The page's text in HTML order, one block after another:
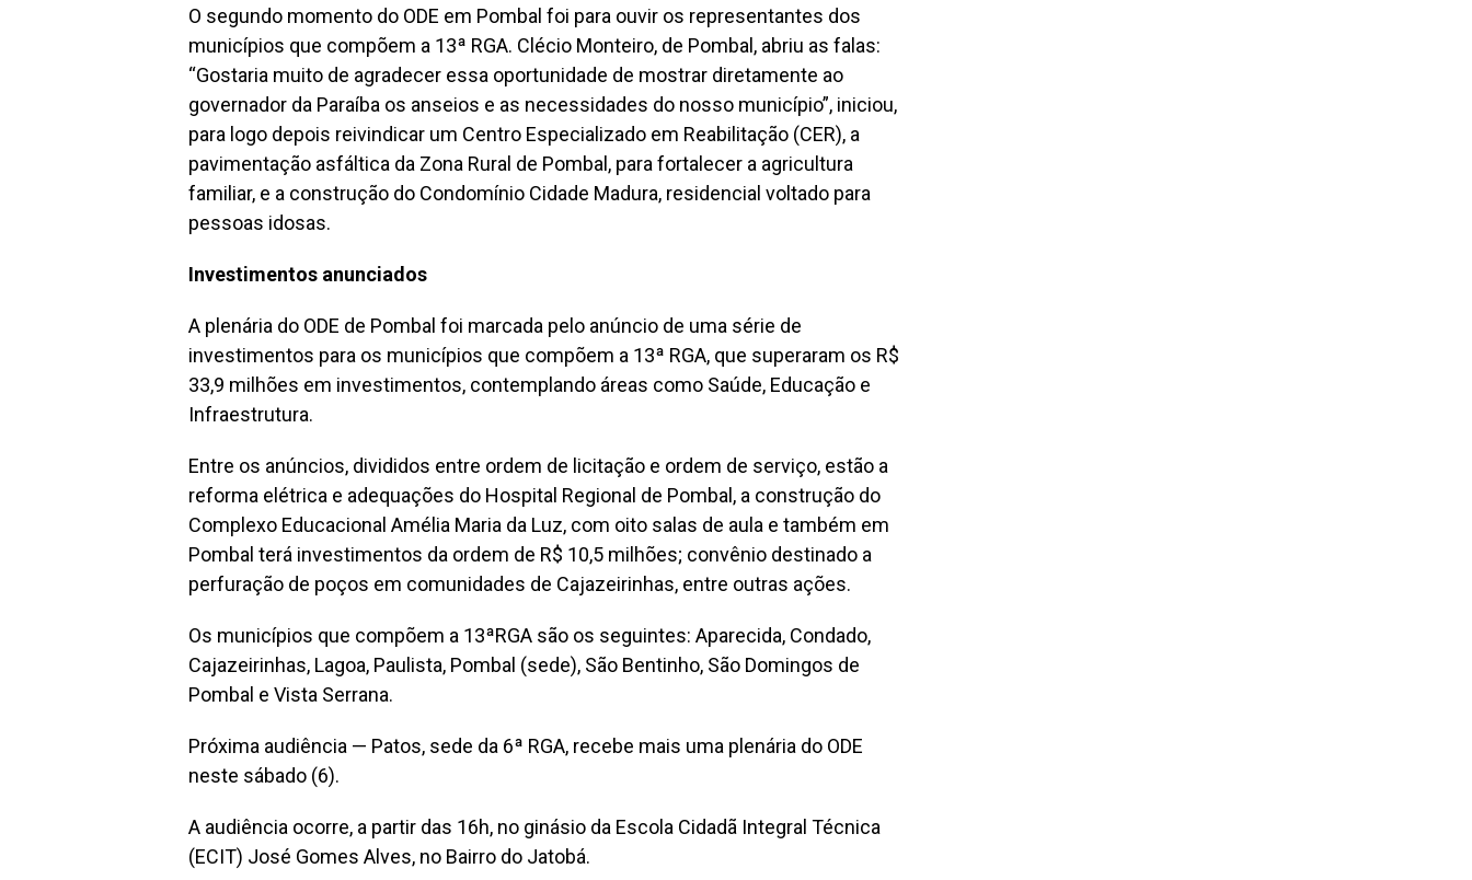
O segundo momento do ODE em Pombal foi para ouvir os representantes dos
municípios que compõem a 13ª RGA. Clécio Monteiro, de Pombal, abriu as falas:
“Gostaria muito de agradecer essa oportunidade de mostrar diretamente ao
governador da Paraíba os anseios e as necessidades do nosso município”, iniciou,
para logo depois reivindicar um Centro Especializado em Reabilitação (CER), a
pavimentação asfáltica da Zona Rural de Pombal, para fortalecer a agricultura
familiar, e a construção do Condomínio Cidade Madura, residencial voltado para
pessoas idosas.
Investimentos anunciados
A plenária do ODE de Pombal foi marcada pelo anúncio de uma série de
investimentos para os municípios que compõem a 13ª RGA, que superaram os R$
33,9 milhões em investimentos, contemplando áreas como Saúde, Educação e
Infraestrutura.
Entre os anúncios, divididos entre ordem de licitação e ordem de serviço, estão a
reforma elétrica e adequações do Hospital Regional de Pombal, a construção do
Complexo Educacional Amélia Maria da Luz, com oito salas de aula e também em
Pombal terá investimentos da ordem de R$ 10,5 milhões; convênio destinado a
perfuração de poços em comunidades de Cajazeirinhas, entre outras ações.
Os municípios que compõem a 13ªRGA são os seguintes: Aparecida, Condado,
Cajazeirinhas, Lagoa, Paulista, Pombal (sede), São Bentinho, São Domingos de
Pombal e Vista Serrana.
Próxima audiência — Patos, sede da 6ª RGA, recebe mais uma plenária do ODE
neste sábado (6).
A audiência ocorre, a partir das 16h, no ginásio da Escola Cidadã Integral Técnica
(ECIT) José Gomes Alves, no Bairro do Jatobá.